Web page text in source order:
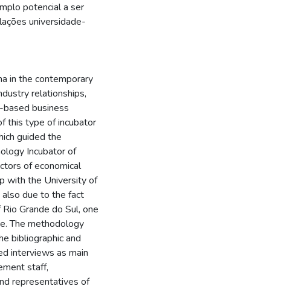
potencial a ser
universidade-
in the contemporary
relationships,
business
this type of incubator
guided the
Incubator of
of economical
with the University of
also due to the fact
Grande do Sul, one
The methodology
bibliographic and
interviews as main
staff,
representatives of